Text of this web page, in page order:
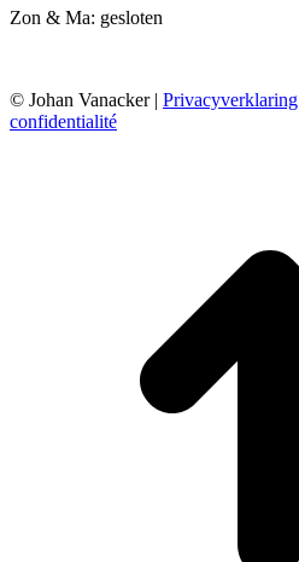
Zon & Ma: gesloten
© Johan Vanacker | Privacyverklaring
confidentialité